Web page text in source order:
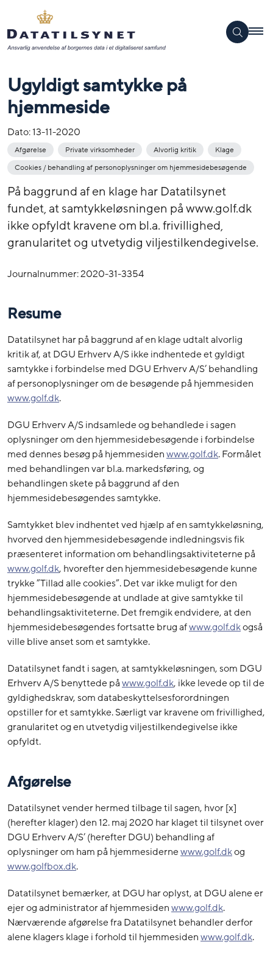
Ugyldigt samtykke på
hjemmeside
Dato:13-11-2020
Afgørelse Private virksomheder Alvorlig kritik
Klage
Cookies / behandling af personoplysninger om hjemmesidebesøgende
På baggrund af en klage har Datatilsynet
fundet, at samtykkeløsningen på www.golf.dk
ikke opfyldt kravene om bl.a. frivillighed,
granularitet og utvetydig viljestilkendegivelse.
Journalnummer: 2020-31-3354
Resume
Datatilsynet har på baggrund af en klage udtalt alvorlig
kritik af, at DGU Erhverv A/S ikke indhentede et gyldigt
samtykke i forbindelse med DGU Erhverv A/S’ behandling
af personoplysninger om de besøgende på hjemmesiden
www.golf.dk.
DGU Erhverv A/S indsamlede og behandlede i sagen
oplysninger om den hjemmesidebesøgende i forbindelse
med dennes besøg på hjemmesidenwww.golf.dk. Formålet
med behandlingen var bl.a. markedsføring, og
behandlingen skete på baggrund af den
hjemmesidebesøgendes samtykke.
Samtykket blev indhentet ved hjælp af en samtykkeløsning,
hvorved den hjemmesidebesøgende indledningsvis fik
præsenteret information om behandlingsaktiviteterne på
www.golf.dk, hvorefter den hjemmesidebesøgende kunne
trykke ”Tillad alle cookies”. Det var ikke muligt for den
hjemmesidebesøgende at undlade at give samtykke til
behandlingsaktiviteterne. Det fremgik endvidere, at den
hjemmesidebesøgendes fortsatte brug afwww.golf.dkogså
ville blive anset som et samtykke.
Datatilsynet fandt i sagen, at samtykkeløsningen, som DGU
Erhverv A/S benyttede påwww.golf.dk, ikke levede op til de
gyldighedskrav, som databeskyttelsesforordningen
opstiller for et samtykke. Særligt var kravene om frivillighed,
granularitet og en utvetydig viljestilkendegivelse ikke
opfyldt.
Afgørelse
Datatilsynet vender hermed tilbage til sagen, hvor [x]
(herefter klager) den 12. maj 2020 har klaget til tilsynet over
DGU Erhverv A/S’ (herefter DGU) behandling af
oplysninger om ham på hjemmesidernewww.golf.dkog
www.golfbox.dk.
Datatilsynet bemærker, at DGU har oplyst, at DGU alene er
ejer og administrator af hjemmesidenwww.golf.dk.
Nærværende afgørelse fra Datatilsynet behandler derfor
alene klagers klage i forhold til hjemmesidenwww.golf.dk.